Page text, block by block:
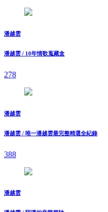
潘越雲
潘越雲 / 10年情歌蒐藏盒
278
潘越雲
潘越雲 / 唯一潘越雲最完整精選全紀錄
388
潘越雲